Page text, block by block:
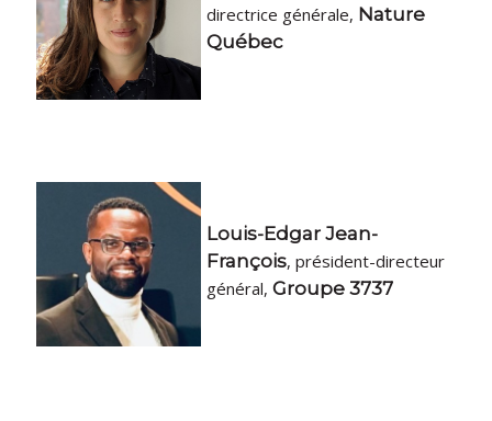
directrice générale, Nature
Québec
Louis-Edgar Jean-
François, président-directeur
général,Groupe 3737